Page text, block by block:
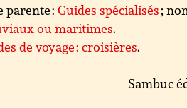
parente :Guides spécialisés;
ou maritimes.
de voyage : croisières.
Sambuc